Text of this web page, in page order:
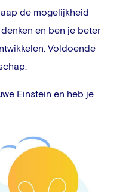
de mogelijkheid
en ben je beter
Voldoende
Einstein en heb je